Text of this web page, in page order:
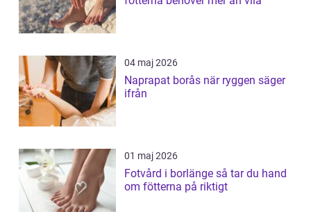
04 maj 2026
Naprapat borås när ryggen säger
ifrån
01 maj 2026
Fotvård i borlänge så tar du hand
om fötterna på riktigt